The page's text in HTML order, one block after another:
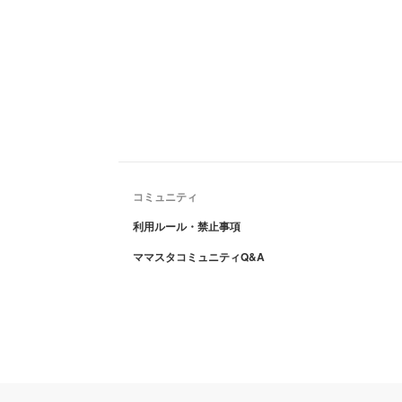
コミュニティ
利用ルール・禁止事項
ママスタコミュニティQ&A